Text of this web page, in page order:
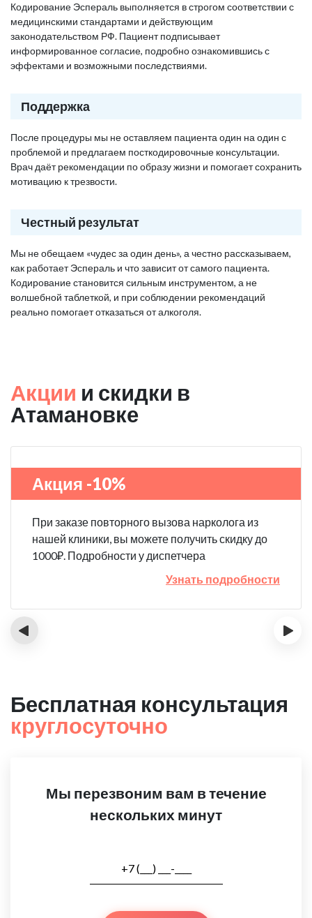
Кодирование Эспераль выполняется в строгом соответствии с
медицинскими стандартами и действующим
законодательством РФ. Пациент подписывает
информированное согласие, подробно ознакомившись с
эффектами и возможными последствиями.
Поддержка
После процедуры мы не оставляем пациента один на один с
проблемой и предлагаем посткодировочные консультации.
Врач даёт рекомендации по образу жизни и помогает сохранить
мотивацию к трезвости.
Честный результат
Мы не обещаем «чудес за один день», а честно рассказываем,
как работает Эспераль и что зависит от самого пациента.
Кодирование становится сильным инструментом, а не
волшебной таблеткой, и при соблюдении рекомендаций
реально помогает отказаться от алкоголя.
Акции и скидки в
Атамановке
Акция -10%
При заказе повторного вызова нарколога из
нашей клиники, вы можете получить скидку до
1000₽. Подробности у диспетчера
Узнать подробности
‹ ›
Бесплатная консультация
круглосуточно
Мы перезвоним вам в течение
нескольких минут